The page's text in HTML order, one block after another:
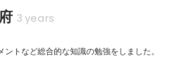
3 years
トなど総合的な知識の勉強をしました。